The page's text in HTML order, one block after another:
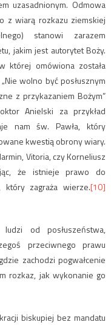
uzasadnionym. Odmowa
z wiarą rozkazu ziemskiej
stanowi zarazem
jakim jest autorytet Boży.
której omówiona została
wolno być posłusznym
z przykazaniem Bożym”
Anielski za przykład
nam św. Pawła, który
kwestią obrony wiary.
Vitoria, czy Korneliusz
że istnieje prawo do
który zagraża wierze.[10]
od posłuszeństwa,
przeciwnego prawu
zachodzi pogwałcenie
rozkaz, jak wykonanie go
biskupiej bez mandatu